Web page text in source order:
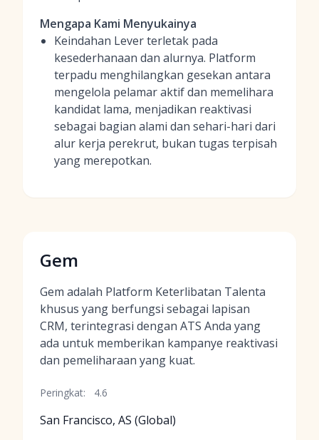
Mengapa Kami Menyukainya
Keindahan Lever terletak pada
kesederhanaan dan alurnya. Platform
terpadu menghilangkan gesekan antara
mengelola pelamar aktif dan memelihara
kandidat lama, menjadikan reaktivasi
sebagai bagian alami dan sehari-hari dari
alur kerja perekrut, bukan tugas terpisah
yang merepotkan.
Gem
Gem adalah Platform Keterlibatan Talenta
khusus yang berfungsi sebagai lapisan
CRM, terintegrasi dengan ATS Anda yang
ada untuk memberikan kampanye reaktivasi
dan pemeliharaan yang kuat.
Peringkat: 4.6
San Francisco, AS (Global)